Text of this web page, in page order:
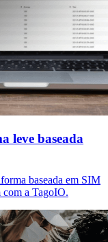
leve baseada
baseada em SIM
com a TagoIO.